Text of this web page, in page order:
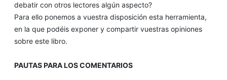
debatir con otros lectores algún aspecto?
Para ello ponemos a vuestra disposición esta herramienta,
en la que podéis exponer y compartir vuestras opiniones
sobre este libro.
PAUTAS PARA LOS COMENTARIOS